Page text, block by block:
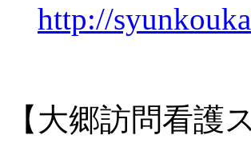
http://
【大郷訪問看護